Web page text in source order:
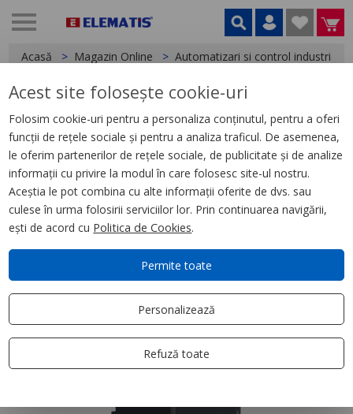
Acasă Magazin Online Automatizari si control industrial
< Relee
Releu de Timp Stea Triunghi,
0.05S300S, 1C/O
Acest site folosește cookie-uri
Folosim cookie-uri pentru a personaliza conținutul, pentru a oferi
funcții de rețele sociale și pentru a analiza traficul. De asemenea,
le oferim partenerilor de rețele sociale, de publicitate și de analize
informații cu privire la modul în care folosesc site-ul nostru.
Aceștia le pot combina cu alte informații oferite de dvs. sau
culese în urma folosirii serviciilor lor. Prin continuarea navigării,
ești de acord cu Politica de Cookies.
Permite toate
Personalizează
Refuză toate